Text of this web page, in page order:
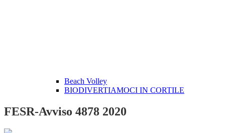
Beach Volley
BIODIVERTIAMOCI IN CORTILE
FESR-Avviso 4878 2020